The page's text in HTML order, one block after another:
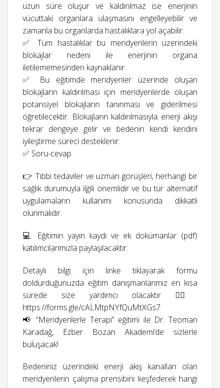
uzun süre oluşur ve kaldırılmaz ise enerjinin
vücuttaki organlara ulaşmasını engelleyebilir ve
zamanla bu organlarda hastalıklara yol açabilir.
✅ Tüm hastalıklar bu meridyenlerin üzerindeki
blokajlar nedeni ile enerjinin organa
iletilememesinden kaynaklanır.
✅ Bu eğitimde meridyenler üzerinde oluşan
blokajların kaldırılması için meridyenlerde oluşan
potansiyel blokajların tanınması ve giderilmesi
öğretilecektir. Blokajların kaldırılmasıyla enerji akışı
tekrar dengeye gelir ve bedenin kendi kendini
iyileştirme süreci desteklenir.
✅ Soru-cevap
👉 Tıbbi tedaviler ve uzman görüşleri, herhangi bir
sağlık durumuyla ilgili önemlidir ve bu tür alternatif
uygulamaların kullanımı konusunda dikkatli
olunmalıdır.
💻 Eğitimin yayın kaydı ve ek dokümanlar (pdf)
katılımcılarımızla paylaşılacaktır.
Detaylı bilgi için linke tıklayarak formu
doldurduğunuzda eğitim danışmanlarımız en kısa
sürede size yardımcı olacaktır 👉🏻
https://forms.gle/cALMtpNYfQuMtXGs7
📢 “Meridyenlerle Terapi” eğitimi ile Dr. Teoman
Karadağ, Ezber Bozan Akademi’de sizlerle
buluşacak!
Bedeniniz üzerindeki enerji akış kanalları olan
meridyenlerin çalışma prensibini keşfederek hangi